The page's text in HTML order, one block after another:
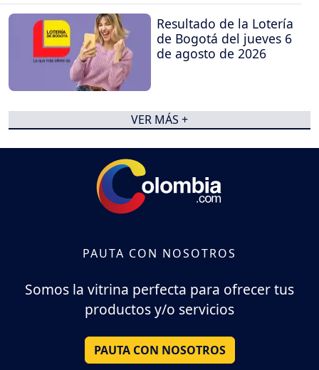
Resultado de la Lotería
de Bogotá del jueves 6
de agosto de 2026
VER MÁS +
PAUTA CON NOSOTROS
Somos la vitrina perfecta para ofrecer tus
productos y/o servicios
PAUTA CON NOSOTROS